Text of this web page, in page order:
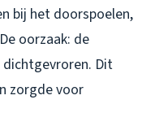
bij het doorspoelen,
oorzaak: de
Dit
zorgde voor